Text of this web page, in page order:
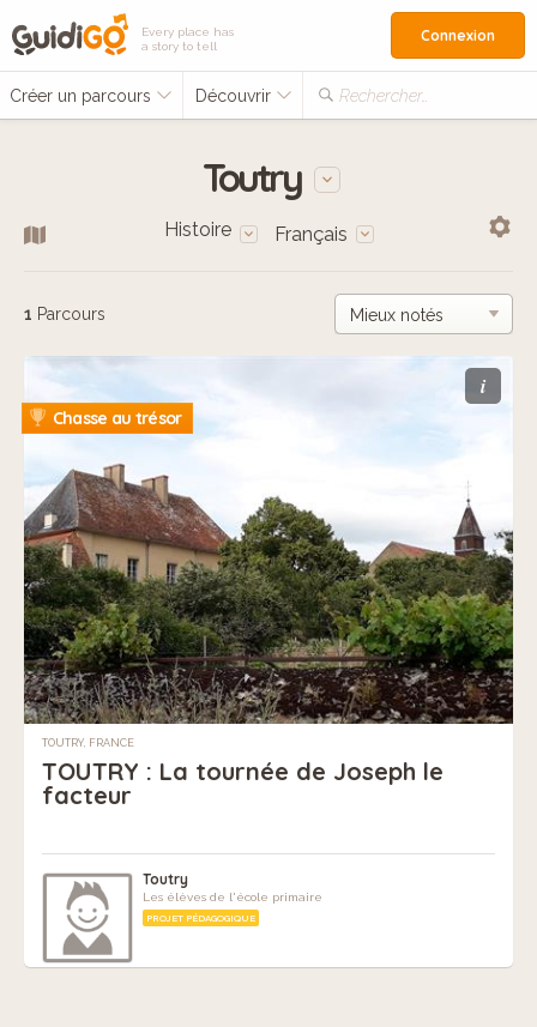
Every place has
a story to tell
Créer un parcours Découvrir Rechercher…
Connexion
Toutry
Histoire Français
1 Parcours
i
Chasse au trésor
TOUTRY, FRANCE
TOUTRY : La tournée de Joseph le
facteur
Toutry
Les élèves de l'école primaire
PROJET PÉDAGOGIQUE